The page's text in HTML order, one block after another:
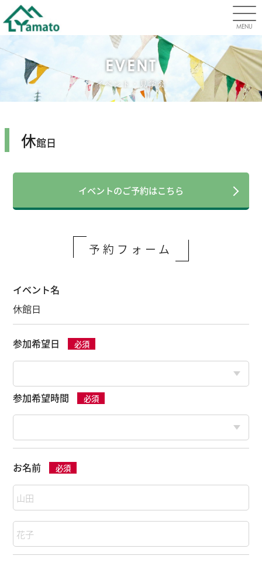
MENU
EVENT
イベント・見学会
休館日
イベントのご予約はこちら
予約フォーム
イベント名
休館日
参加希望日 必須
参加希望時間 必須
お名前 必須